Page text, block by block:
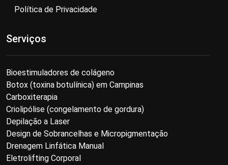
Política de Privacidade
Serviços
Bioestimuladores de colágeno
Botox (toxina botulínica) em Campinas
Carboxiterapia
Criolipólise (congelamento de gordura)
Depilação a Laser
Design de Sobrancelhas e Micropigmentação
Drenagem Linfática Manual
Eletrolifting Corporal